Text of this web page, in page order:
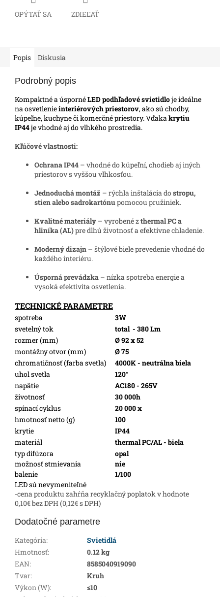
OPÝTAŤ SA ZDIEĽAŤ
Popis Diskusia
Podrobný popis
Kompaktné a úspornéLED podhľadové svietidloje ideálne
na osvetlenieinteriérových priestorov, ako sú chodby,
kúpeľne, kuchyne či komerčné priestory.Vďakakrytiu
IP44je vhodné aj do vlhkého prostredia.
Kľúčové vlastnosti:
Ochrana IP44 – vhodné do kúpeľní, chodieb aj iných
priestorov s vyššou vlhkosťou.
Jednoduchá montáž – rýchla inštalácia dostropu,
stien alebo sadrokartónupomocou pružiniek.
Kvalitné materiály – vyrobené zthermal PC a
hliníka (AL)pre dlhú životnosť a efektívne chladenie.
Moderný dizajn – štýlové biele prevedenie vhodné do
každého interiéru.
Úsporná prevádzka – nízka spotreba energie a
vysoká efektivita osvetlenia.
TECHNICKÉ PARAMETRE
spotreba
3W
svetelný tok
total - 380 Lm
rozmer (mm)
Ø 92 x 52
montážny otvor (mm)
Ø 75
chromatičnosť (farba svetla)
4000K - neutrálna biela
uhol svetla
120°
napätie
AC180 - 265V
životnosť
30 000h
spínací cyklus
20 000 x
hmotnosť netto (g)
100
krytie
IP44
materiál
thermal PC/AL - biela
typ difúzora
opal
možnosť stmievania
nie
balenie
1/100
LED sú nevymeniteľné
-cena produktu zahŕňa recyklačný poplatok v hodnote
0,10€ bez DPH (0,12€ s DPH)
Dodatočné parametre
Kategória:
Svietidlá
Hmotnosť:
0.12 kg
EAN:
8585040919090
Tvar:
Kruh
Výkon (W):
≤10